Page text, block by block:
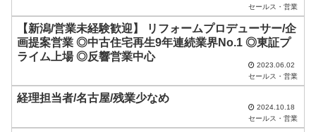
に
て
く
だ
セールス・営業
【新潟/営業未経験歓迎】 リフォームプロデューサー/企
画提案営業 ◎中古住宅再生9年連続業界No.1 ◎東証プ
ライム上場 ◎反響営業中心
2023.06.02
セールス・営業
経理担当者/名古屋/残業少なめ
2024.10.18
セールス・営業